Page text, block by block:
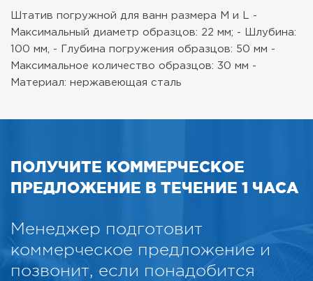
Штатив погружной для ванн размера M и L
-
Максимальный диаметр образцов: 22 мм; - Шлубина:
100 мм,
- Глубина погружения образцов: 50 мм -
Максимальное количество образцов: 30 мм -
Материал: нержавеющая сталь
ПОЛУЧИТЕ КОММЕРЧЕСКОЕ
ПРЕДЛОЖЕНИЕ В ТЕЧЕНИЕ 1 ЧАСА
Менеджер подготовит
коммерческое предложение и
позвонит, если понадобится